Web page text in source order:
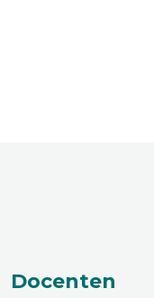
Docenten